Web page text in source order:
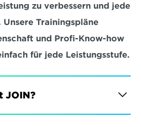
zu verbessern und jede
Trainingspläne
und Profi-Know-how
für jede Leistungsstufe.
JOIN?